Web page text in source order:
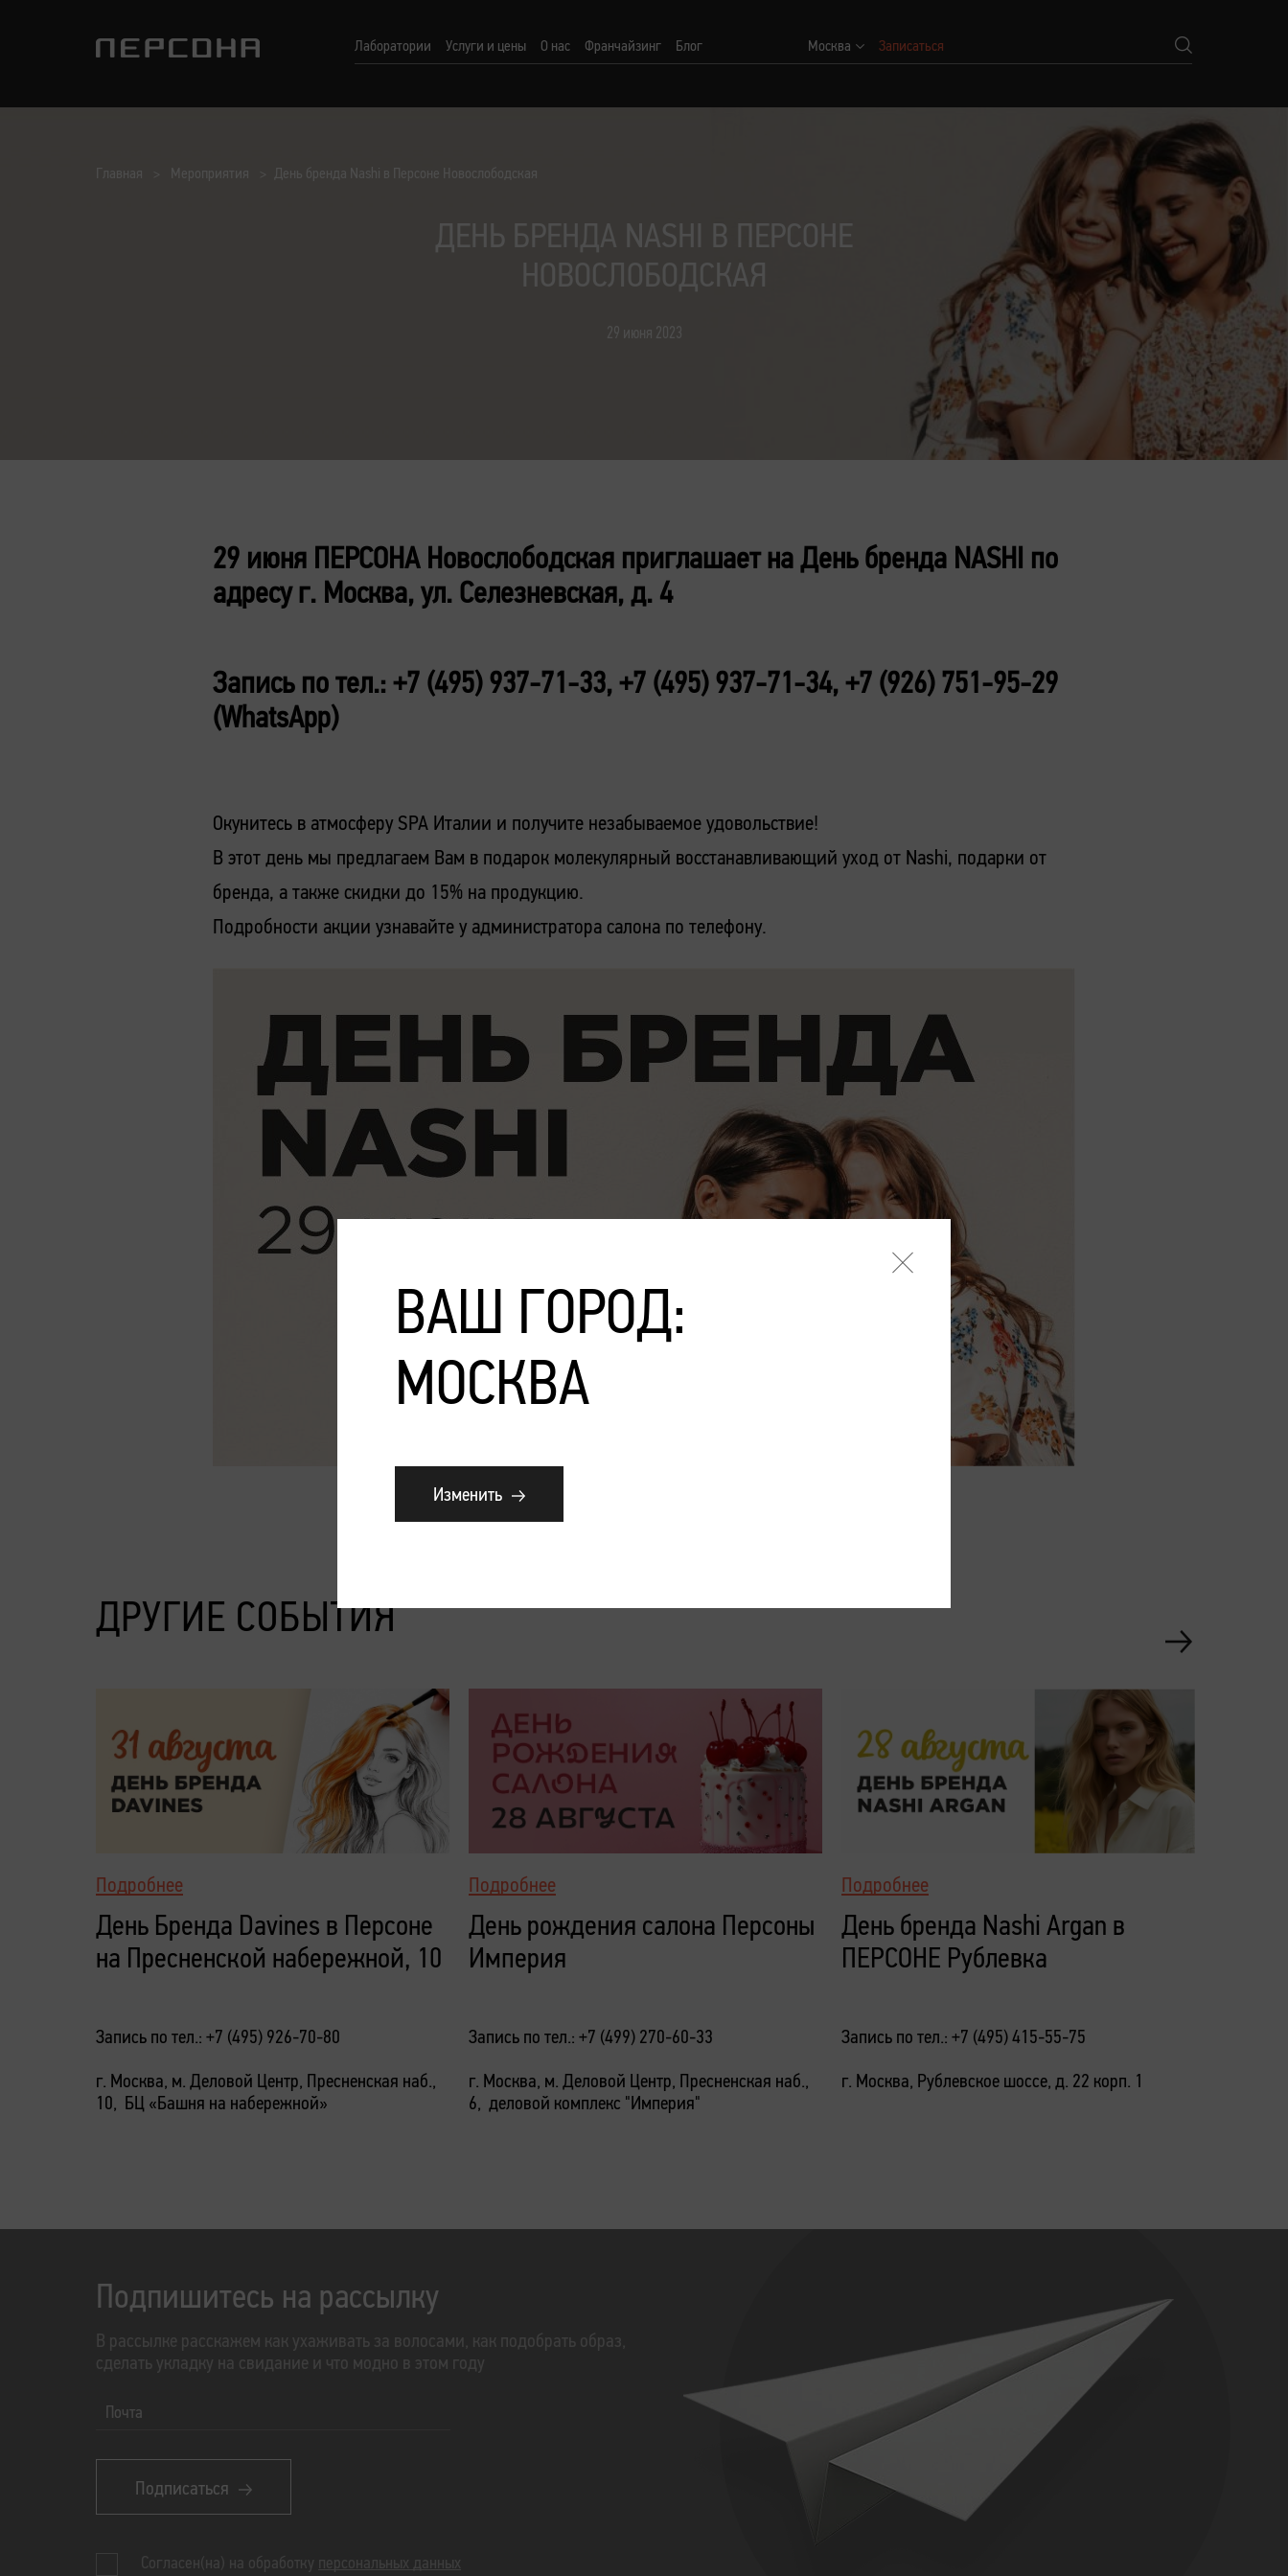
Лаборатории Услуги и цены О нас Франчайзинг Блог Москва Записаться
Главная Мероприятия День бренда Nashi в Персоне Новослободская
ДЕНЬ БРЕНДА NASHI В ПЕРСОНЕ
НОВОСЛОБОДСКАЯ
29 июня 2023
29 июня ПЕРСОНА Новослободская приглашает на День бренда NASHI по
адресу г. Москва, ул. Селезневская, д. 4
Запись по тел.: +7 (495) 937-71-33, +7 (495) 937-71-34, +7 (926) 751-95-29
(WhatsApp)
Окунитесь в атмосферу SPA Италии и получите незабываемое удовольствие!
В этот день мы предлагаем Вам в подарок молекулярный восстанавливающий уход от Nashi, подарки от
бренда, а также скидки до 15% на продукцию.
Подробности акции узнавайте у администратора салона по телефону.
ДРУГИЕ СОБЫТИЯ
Подробнее
День Бренда Davines в Персоне
на Пресненской набережной, 10
Запись по тел.: +7 (495) 926-70-80
г. Москва, м. Деловой Центр, Пресненская наб.,
10, БЦ «Башня на набережной»
Подробнее
День рождения салона Персоны
Империя
Запись по тел.: +7 (499) 270-60-33
г. Москва, м. Деловой Центр, Пресненская наб.,
6, деловой комплекс "Империя"
Подробнее
День бренда Nashi Argan в
ПЕРСОНЕ Рублевка
Запись по тел.: +7 (495) 415-55-75
г. Москва, Рублевское шоссе, д. 22 корп. 1
Подпишитесь на рассылку
В рассылке расскажем как ухаживать за волосами, как подобрать образ,
сделать укладку на свидание и что модно в этом году
Почта
Подписаться
Согласен(на) на обработку персональных данных
ВАШ ГОРОД:
МОСКВА
Изменить